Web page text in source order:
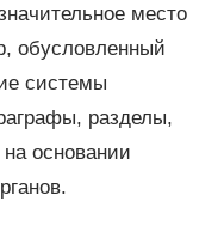
место
обусловленный
системы
разделы,
основании